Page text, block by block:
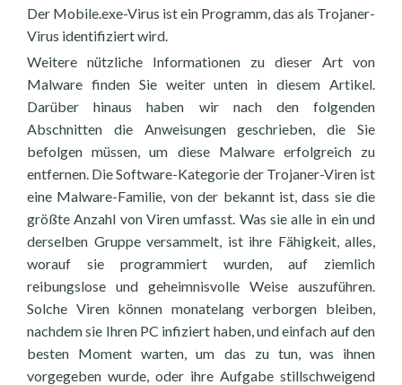
Der Mobile.exe-Virus ist ein Programm, das als Trojaner-
Virus identifiziert wird.
Weitere nützliche Informationen zu dieser Art von
Malware finden Sie weiter unten in diesem Artikel.
Darüber hinaus haben wir nach den folgenden
Abschnitten die Anweisungen geschrieben, die Sie
befolgen müssen, um diese Malware erfolgreich zu
entfernen. Die Software-Kategorie der Trojaner-Viren ist
eine Malware-Familie, von der bekannt ist, dass sie die
größte Anzahl von Viren umfasst. Was sie alle in ein und
derselben Gruppe versammelt, ist ihre Fähigkeit, alles,
worauf sie programmiert wurden, auf ziemlich
reibungslose und geheimnisvolle Weise auszuführen.
Solche Viren können monatelang verborgen bleiben,
nachdem sie Ihren PC infiziert haben, und einfach auf den
besten Moment warten, um das zu tun, was ihnen
vorgegeben wurde, oder ihre Aufgabe stillschweigend